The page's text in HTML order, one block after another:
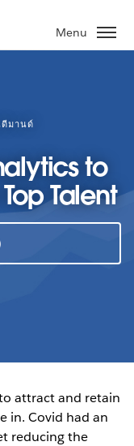
Menu
มานด์
to
Talent
attract and retain
in. Covid had an
reducing the